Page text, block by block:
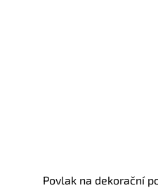
Povlak na dekorační